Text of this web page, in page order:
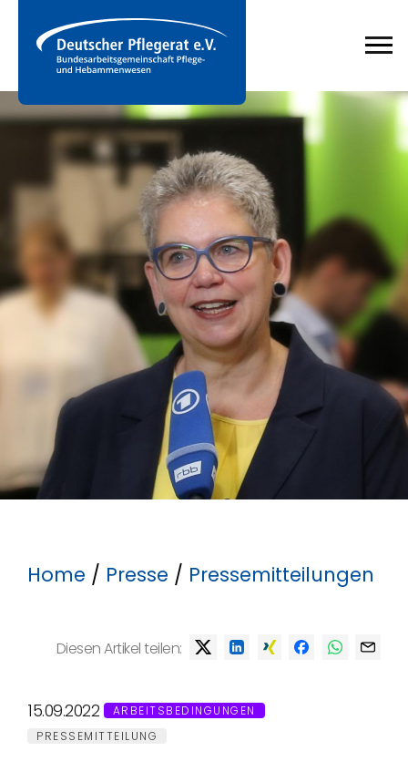
Home / Presse / Pressemitteilungen
Diesen Artikel teilen:
15.09.2022
ARBEITSBEDINGUNGEN
PRESSEMITTEILUNG